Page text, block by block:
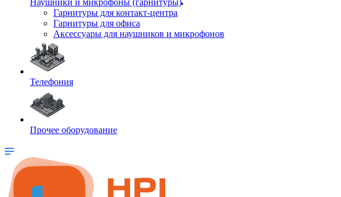
Наушники и микрофоны (гарнитуры)
Гарнитуры для контакт-центра
Гарнитуры для офиса
Аксессуары для наушников и микрофонов
Телефония
Прочее оборудование